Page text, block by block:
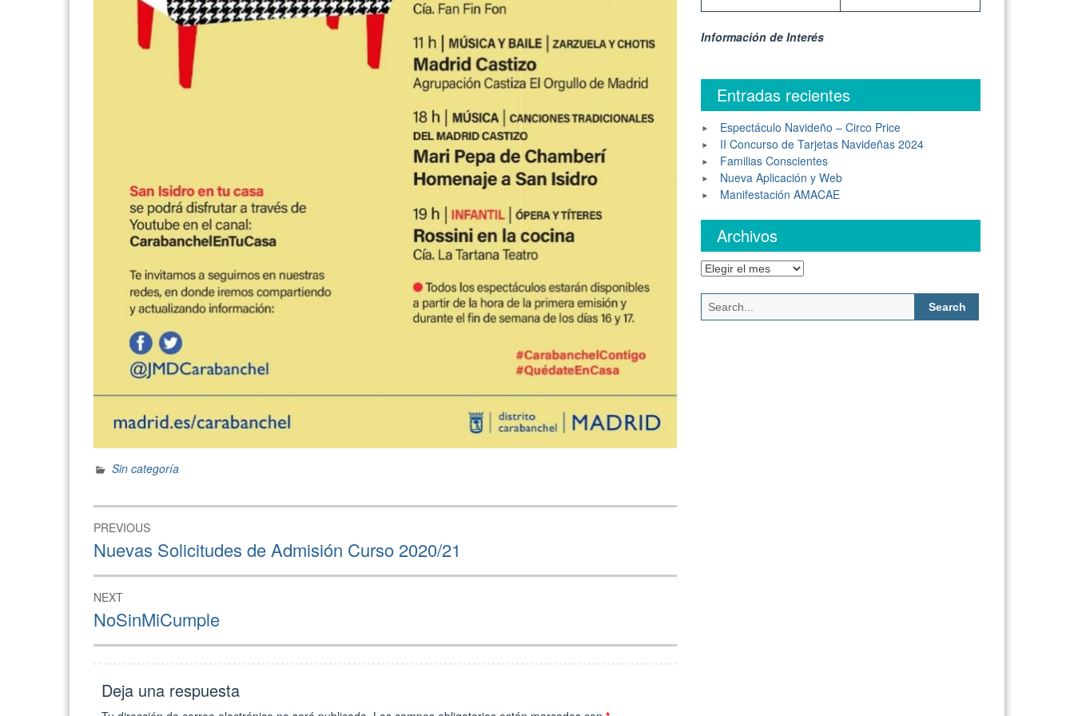
Sin categoría
Navegación
de
entradas
PREVIOUS
Previous
post:
Nuevas Solicitudes de Admisión Curso 2020/21
NEXT
Next
post:
NoSinMiCumple
Deja una respuesta
Información de Interés
Entradas recientes
Espectáculo Navideño – Circo Price
II Concurso de Tarjetas Navideñas 2024
Familias Conscientes
Nueva Aplicación y Web
Manifestación AMACAE
Archivos
Archivos
Search
for: